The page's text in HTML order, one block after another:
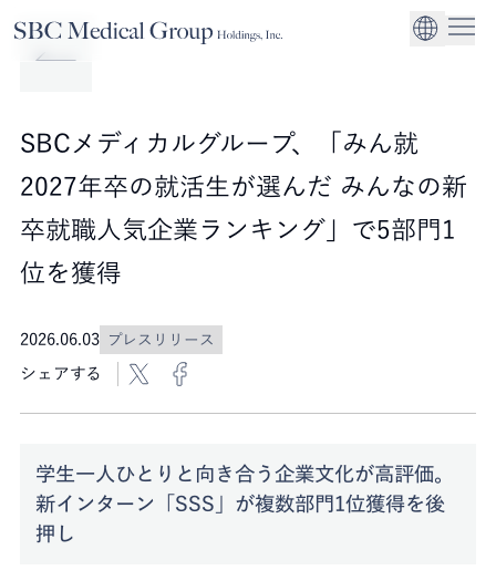
Company
Service
法人事業
Sustainability
ガバナンス
SBCメディカルグループ、「みん就
2027年卒の就活生が選んだ みんなの新
卒就職人気企業ランキング」で5部門1
位を獲得
2026.06.03 プレスリリース
シェアする
学生一人ひとりと向き合う企業文化が高評価。
新インターン「SSS」が複数部門1位獲得を後
押し